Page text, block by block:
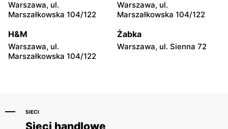
Alsen
12
Alsen
30
Alsen Alsen
Warszawa, ul.
Marszałkowska 104/122
Warszawa, ul.
Marszałkowska 104/122
H&M
Warszawa, ul.
Marszałkowska 104/122
Żabka
Warszawa, ul. Sienna 72
SIECI
Sieci handlowe